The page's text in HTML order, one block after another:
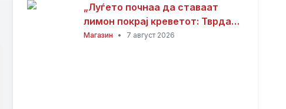
„Луѓето почнаа да ставаат
лимон покрај креветот: Тврдат
дека решава еден голем
Магазин • 7 август 2026